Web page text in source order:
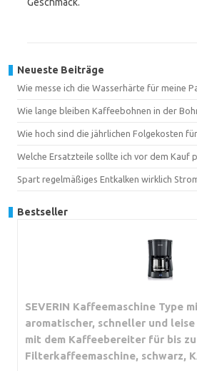
Neueste Beiträge
Wie messe ich die Wasserhärte für meine
Wie lange bleiben Kaffeebohnen in der
Wie hoch sind die jährlichen Folgekosten
Welche Ersatzteile sollte ich vor dem Kauf
Spart regelmäßiges Entkalken wirklich
Bestseller
SEVERIN Kaffeemaschine Type
aromatischer, schneller und
mit dem Kaffeebereiter für bis zu
Filterkaffeemaschine, schwarz,